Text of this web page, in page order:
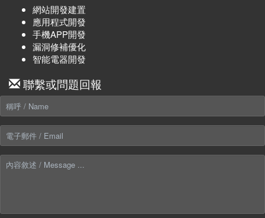
網站開發建置
應用程式開發
手機APP開發
漏洞修補優化
智能電器開發
聯繫或問題回報